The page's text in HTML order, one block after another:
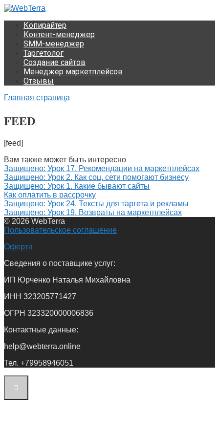
Перейти
контентуКопирайтер
Контент-менеджер
SMM-менеджер
Таргетолог
Создание сайтов
Менеджер маркетплейсов
Отзывы
Главная страница
FEED
[feed]
Вам также может быть интересно
Защищено: Урок 17. Рекомендации на маркетплейсах
Защищено: Урок 2. Как соц. сети помогают бизнесу
Защищено: Урок 1. Какие бывают сайты
Как оплатить в рассрочку
Защищено: Урок 24. Тексты для таргета и рекламы
Защищено: Урок 19. Возвраты на маркетплейсах
© 2026 WebTerra
Пользовательское соглашение
Оферта
Сведения о поставщике услуг:
ИП Юрченко Наталья Михайловна
ИНН 323205771427
ОГРН 323320000006836
Контактные данные:
help@webterra.online
Тел. +79958946051